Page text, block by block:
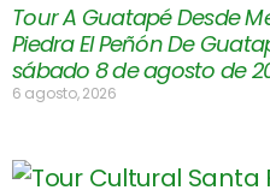
Tour A Guatapé Desde
Piedra El Peñón De
sábado 8 de agosto de
6 agosto, 2026